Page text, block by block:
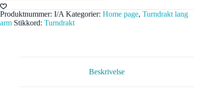
Produktnummer: I/A Kategorier: Home page, Turndrakt lang
arm Stikkord: Turndrakt
Beskrivelse